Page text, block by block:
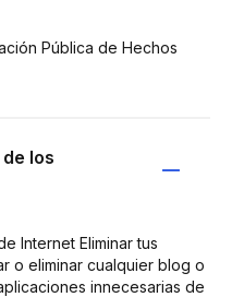
Pública de Hechos
los
Internet Eliminar tus
o eliminar cualquier blog o
innecesarias de